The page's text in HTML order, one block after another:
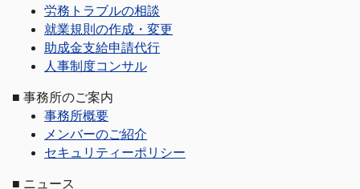
労務トラブルの相談
就業規則の作成・変更
助成金支給申請代行
人事制度コンサル
■ 事務所のご案内
事務所概要
メンバーのご紹介
セキュリティーポリシー
■ ニュース